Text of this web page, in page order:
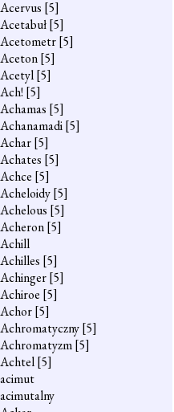
Acervus [5]
Acetabuł[5]
Acetometr[5]
Aceton[5]
Acetyl[5]
Ach! [5]
Achamas [5]
Achanamadi[5]
Achar[5]
Achates [5]
Achce [5]
Acheloidy[5]
Achelous [5]
Acheron[5]
Achill
Achilles [5]
Achinger[5]
Achiroe [5]
Achor[5]
Achromatyczny[5]
Achromatyzm[5]
Achtel[5]
acimut
acimutalny